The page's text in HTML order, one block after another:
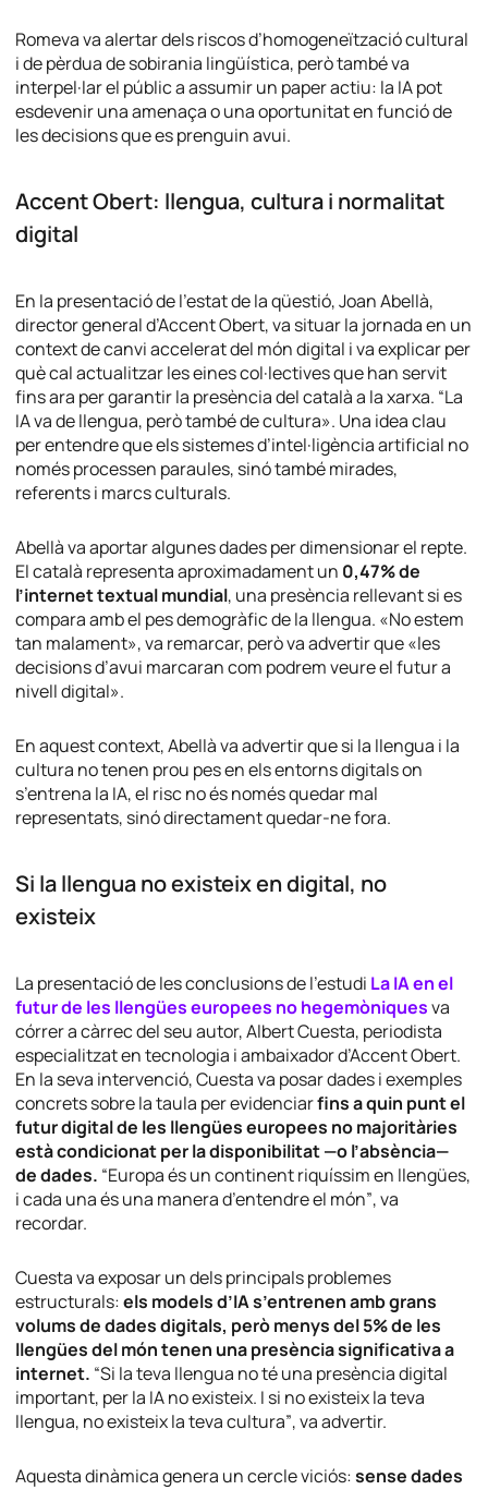
Romeva va alertar dels riscos d’homogeneïtzació cultural
i de pèrdua de sobirania lingüística, però també va
interpel·lar el públic a assumir un paper actiu: la IA pot
esdevenir una amenaça o una oportunitat en funció de
les decisions que es prenguin avui.
Accent Obert: llengua, cultura i normalitat
digital
En la presentació de l’estat de la qüestió, Joan Abellà,
director general d’Accent Obert, va situar la jornada en un
context de canvi accelerat del món digital i va explicar per
què cal actualitzar les eines col·lectives que han servit
fins ara per garantir la presència del català a la xarxa. “La
IA va de llengua, però també de cultura». Una idea clau
per entendre que els sistemes d’intel·ligència artificial no
només processen paraules, sinó també mirades,
referents i marcs culturals.
Abellà va aportar algunes dades per dimensionar el repte.
El català representa aproximadament un 0,47% de
l’internet textual mundial, una presència rellevant si es
compara amb el pes demogràfic de la llengua. «No estem
tan malament», va remarcar, però va advertir que «les
decisions d’avui marcaran com podrem veure el futur a
nivell digital».
En aquest context, Abellà va advertir que si la llengua i la
cultura no tenen prou pes en els entorns digitals on
s’entrena la IA, el risc no és només quedar mal
representats, sinó directament quedar-ne fora.
Si la llengua no existeix en digital, no
existeix
La presentació de les conclusions de l’estudi La IA en el
futur de les llengües europees no hegemòniquesva
córrer a càrrec del seu autor,Albert Cuesta, periodista
especialitzat en tecnologia i ambaixador d’Accent Obert.
En la seva intervenció, Cuesta va posar dades i exemples
concrets sobre la taula per evidenciarfins a quin punt el
futur digital de les llengües europees no majoritàries
està condicionat per la disponibilitat —o l’absència—
de dades. “Europa és un continent riquíssim en llengües,
i cada una és una manera d’entendre el món”, va
recordar.
Cuesta va exposar un dels principals problemes
estructurals:els models d’IA s’entrenen amb grans
volums de dades digitals, però menys del 5% de les
llengües del món tenen una presència significativa a
internet. “Si la teva llengua no té una presència digital
important, per la IA no existeix. I si no existeix la teva
llengua, no existeix la teva cultura”, va advertir.
Aquesta dinàmica genera un cercle viciós:sense dades